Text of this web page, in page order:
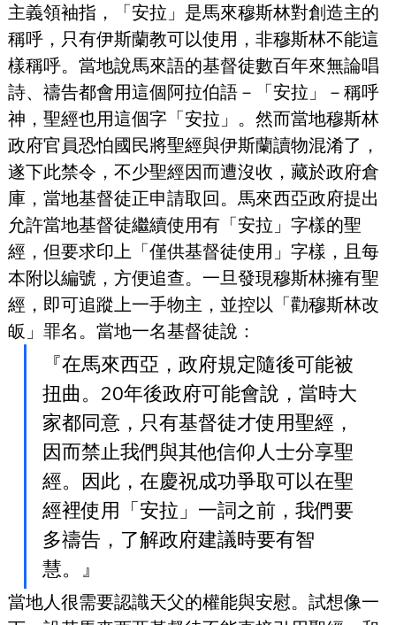
主義領袖指，「安拉」是馬來穆斯林對創造主的
稱呼，只有伊斯蘭教可以使用，非穆斯林不能這
樣稱呼。當地說馬來語的基督徒數百年來無論唱
詩、禱告都會用這個阿拉伯語－「安拉」－稱呼
神，聖經也用這個字「安拉」。然而當地穆斯林
政府官員恐怕國民將聖經與伊斯蘭讀物混淆了，
遂下此禁令，不少聖經因而遭沒收，藏於政府倉
庫，當地基督徒正申請取回。馬來西亞政府提出
允許當地基督徒繼續使用有「安拉」字樣的聖
經，但要求印上「僅供基督徒使用」字樣，且每
本附以編號，方便追查。一旦發現穆斯林擁有聖
經，即可追蹤上一手物主，並控以「勸穆斯林改
皈」罪名。當地一名基督徒說：
『在馬來西亞，政府規定隨後可能被
扭曲。20年後政府可能會說，當時大
家都同意，只有基督徒才使用聖經，
因而禁止我們與其他信仰人士分享聖
經。因此，在慶祝成功爭取可以在聖
經裡使用「安拉」一詞之前，我們要
多禱告，了解政府建議時要有智
慧。』
當地人很需要認識天父的權能與安慰。試想像一